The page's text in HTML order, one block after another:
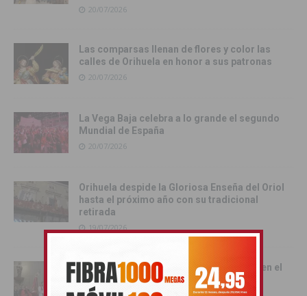
20/07/2026
Las comparsas llenan de flores y color las
calles de Orihuela en honor a sus patronas
20/07/2026
La Vega Baja celebra a lo grande el segundo
Mundial de España
20/07/2026
Orihuela despide la Gloriosa Enseña del Oriol
hasta el próximo año con su tradicional
retirada
19/07/2026
La tradición toma las calles de Orihuela en el
multitudinario Desfile del Pájaro